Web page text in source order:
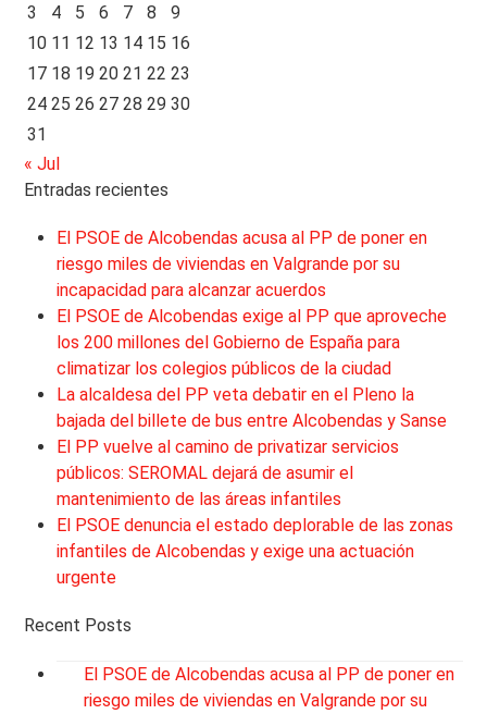
3
4 5 6 7 8
9
10 11 12 13 14 15 16
17 18 19 20 21 22 23
24 25 26 27 28 29 30
31
« Jul
Entradas recientes
El PSOE de Alcobendas acusa al PP de poner en
riesgo miles de viviendas en Valgrande por su
incapacidad para alcanzar acuerdos
El PSOE de Alcobendas exige al PP que aproveche
los 200 millones del Gobierno de España para
climatizar los colegios públicos de la ciudad
La alcaldesa del PP veta debatir en el Pleno la
bajada del billete de bus entre Alcobendas y Sanse
El PP vuelve al camino de privatizar servicios
públicos: SEROMAL dejará de asumir el
mantenimiento de las áreas infantiles
El PSOE denuncia el estado deplorable de las zonas
infantiles de Alcobendas y exige una actuación
urgente
Recent Posts
El PSOE de Alcobendas acusa al PP de poner en
riesgo miles de viviendas en Valgrande por su